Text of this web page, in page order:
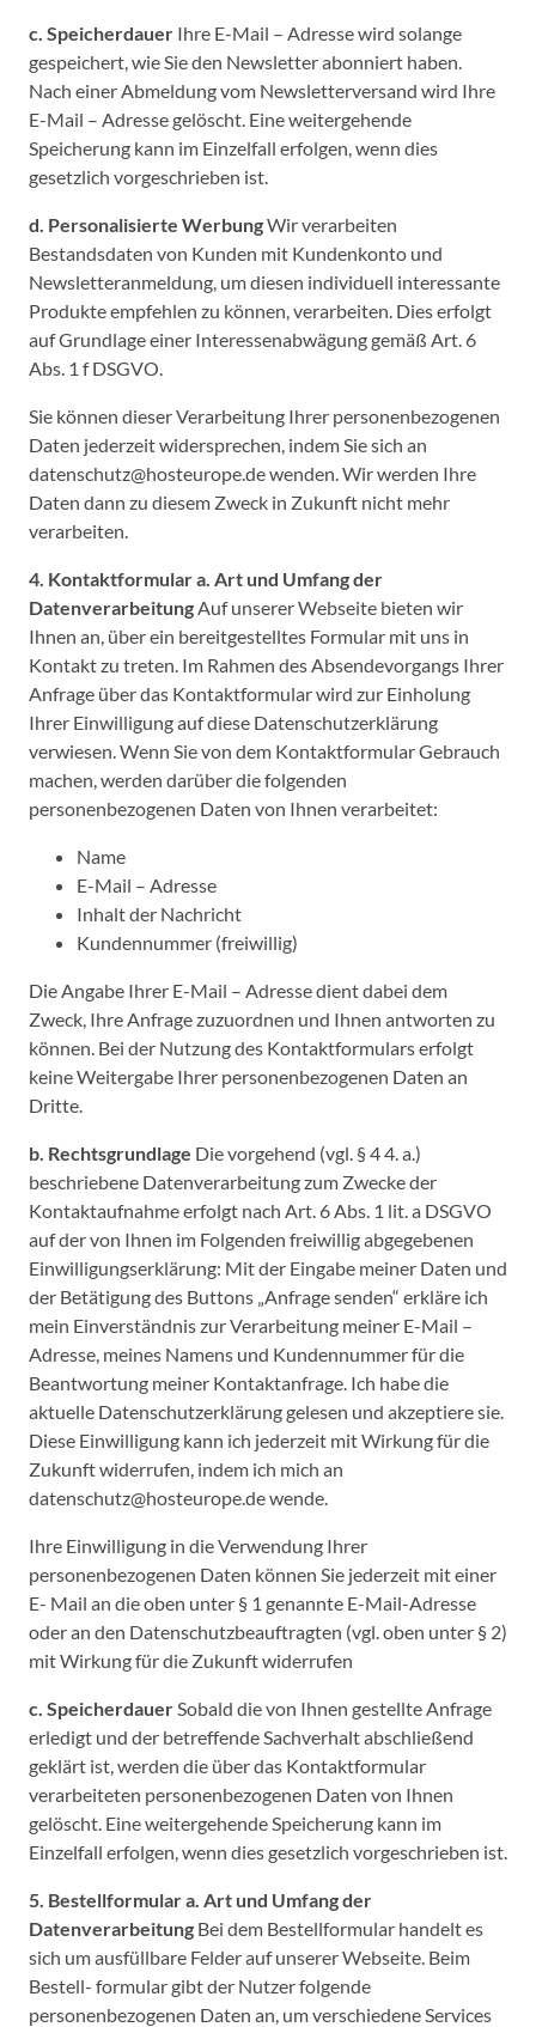
c. Speicherdauer Ihre E-Mail – Adresse wird solange
gespeichert, wie Sie den Newsletter abonniert haben.
Nach einer Abmeldung vom Newsletterversand wird Ihre
E-Mail – Adresse gelöscht. Eine weitergehende
Speicherung kann im Einzelfall erfolgen, wenn dies
gesetzlich vorgeschrieben ist.
d. Personalisierte WerbungWir verarbeiten
Bestandsdaten von Kunden mit Kundenkonto und
Newsletteranmeldung, um diesen individuell interessante
Produkte empfehlen zu können, verarbeiten. Dies erfolgt
auf Grundlage einer Interessenabwägung gemäß Art. 6
Abs. 1 f DSGVO.
Sie können dieser Verarbeitung Ihrer personenbezogenen
Daten jederzeit widersprechen, indem Sie sich an
datenschutz@hosteurope.de wenden. Wir werden Ihre
Daten dann zu diesem Zweck in Zukunft nicht mehr
verarbeiten.
4. Kontaktformulara. Art und Umfang der
DatenverarbeitungAuf unserer Webseite bieten wir
Ihnen an, über ein bereitgestelltes Formular mit uns in
Kontakt zu treten. Im Rahmen des Absendevorgangs Ihrer
Anfrage über das Kontaktformular wird zur Einholung
Ihrer Einwilligung auf diese Datenschutzerklärung
verwiesen. Wenn Sie von dem Kontaktformular Gebrauch
machen, werden darüber die folgenden
personenbezogenen Daten von Ihnen verarbeitet:
Name
E-Mail – Adresse
Inhalt der Nachricht
Kundennummer (freiwillig)
Die Angabe Ihrer E-Mail – Adresse dient dabei dem
Zweck, Ihre Anfrage zuzuordnen und Ihnen antworten zu
können. Bei der Nutzung des Kontaktformulars erfolgt
keine Weitergabe Ihrer personenbezogenen Daten an
Dritte.
b. Rechtsgrundlage Die vorgehend (vgl. § 4 4. a.)
beschriebene Datenverarbeitung zum Zwecke der
Kontaktaufnahme erfolgt nach Art. 6 Abs. 1 lit. a DSGVO
auf der von Ihnen im Folgenden freiwillig abgegebenen
Einwilligungserklärung: Mit der Eingabe meiner Daten und
der Betätigung des Buttons „Anfrage senden“ erkläre ich
mein Einverständnis zur Verarbeitung meiner E-Mail –
Adresse, meines Namens und Kundennummer für die
Beantwortung meiner Kontaktanfrage. Ich habe die
aktuelle Datenschutzerklärung gelesen und akzeptiere sie.
Diese Einwilligung kann ich jederzeit mit Wirkung für die
Zukunft widerrufen, indem ich mich an
datenschutz@hosteurope.de wende.
Ihre Einwilligung in die Verwendung Ihrer
personenbezogenen Daten können Sie jederzeit mit einer
E- Mail an die oben unter § 1 genannte E-Mail-Adresse
oder an den Datenschutzbeauftragten (vgl. oben unter § 2)
mit Wirkung für die Zukunft widerrufen
c. SpeicherdauerSobald die von Ihnen gestellte Anfrage
erledigt und der betreffende Sachverhalt abschließend
geklärt ist, werden die über das Kontaktformular
verarbeiteten personenbezogenen Daten von Ihnen
gelöscht. Eine weitergehende Speicherung kann im
Einzelfall erfolgen, wenn dies gesetzlich vorgeschrieben ist.
5. Bestellformulara. Art und Umfang der
Datenverarbeitung Bei dem Bestellformular handelt es
sich um ausfüllbare Felder auf unserer Webseite. Beim
Bestell- formular gibt der Nutzer folgende
personenbezogenen Daten an, um verschiedene Services